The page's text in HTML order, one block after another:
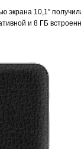
экрана 10,1”
и 8 ГБ